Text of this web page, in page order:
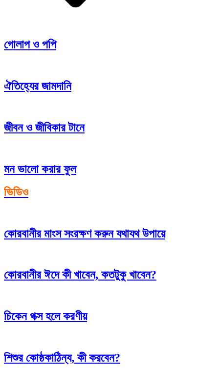
গোলাপ ও পপি
ঐতিহ্যের জামদানি
জীবন ও জীবিকার টানে
মন ভালো করার ফুল
ভিডিও
কোরবানীর মাংস সংরক্ষণ করুন যথাযথ উপায়ে
কোরবানীর ঈদে কী খাবেন, কতটুকু খাবেন?
চিকেন পক্স হলে করণীয়
শিশুর কোষ্ঠকাঠিন্য, কী করবেন?